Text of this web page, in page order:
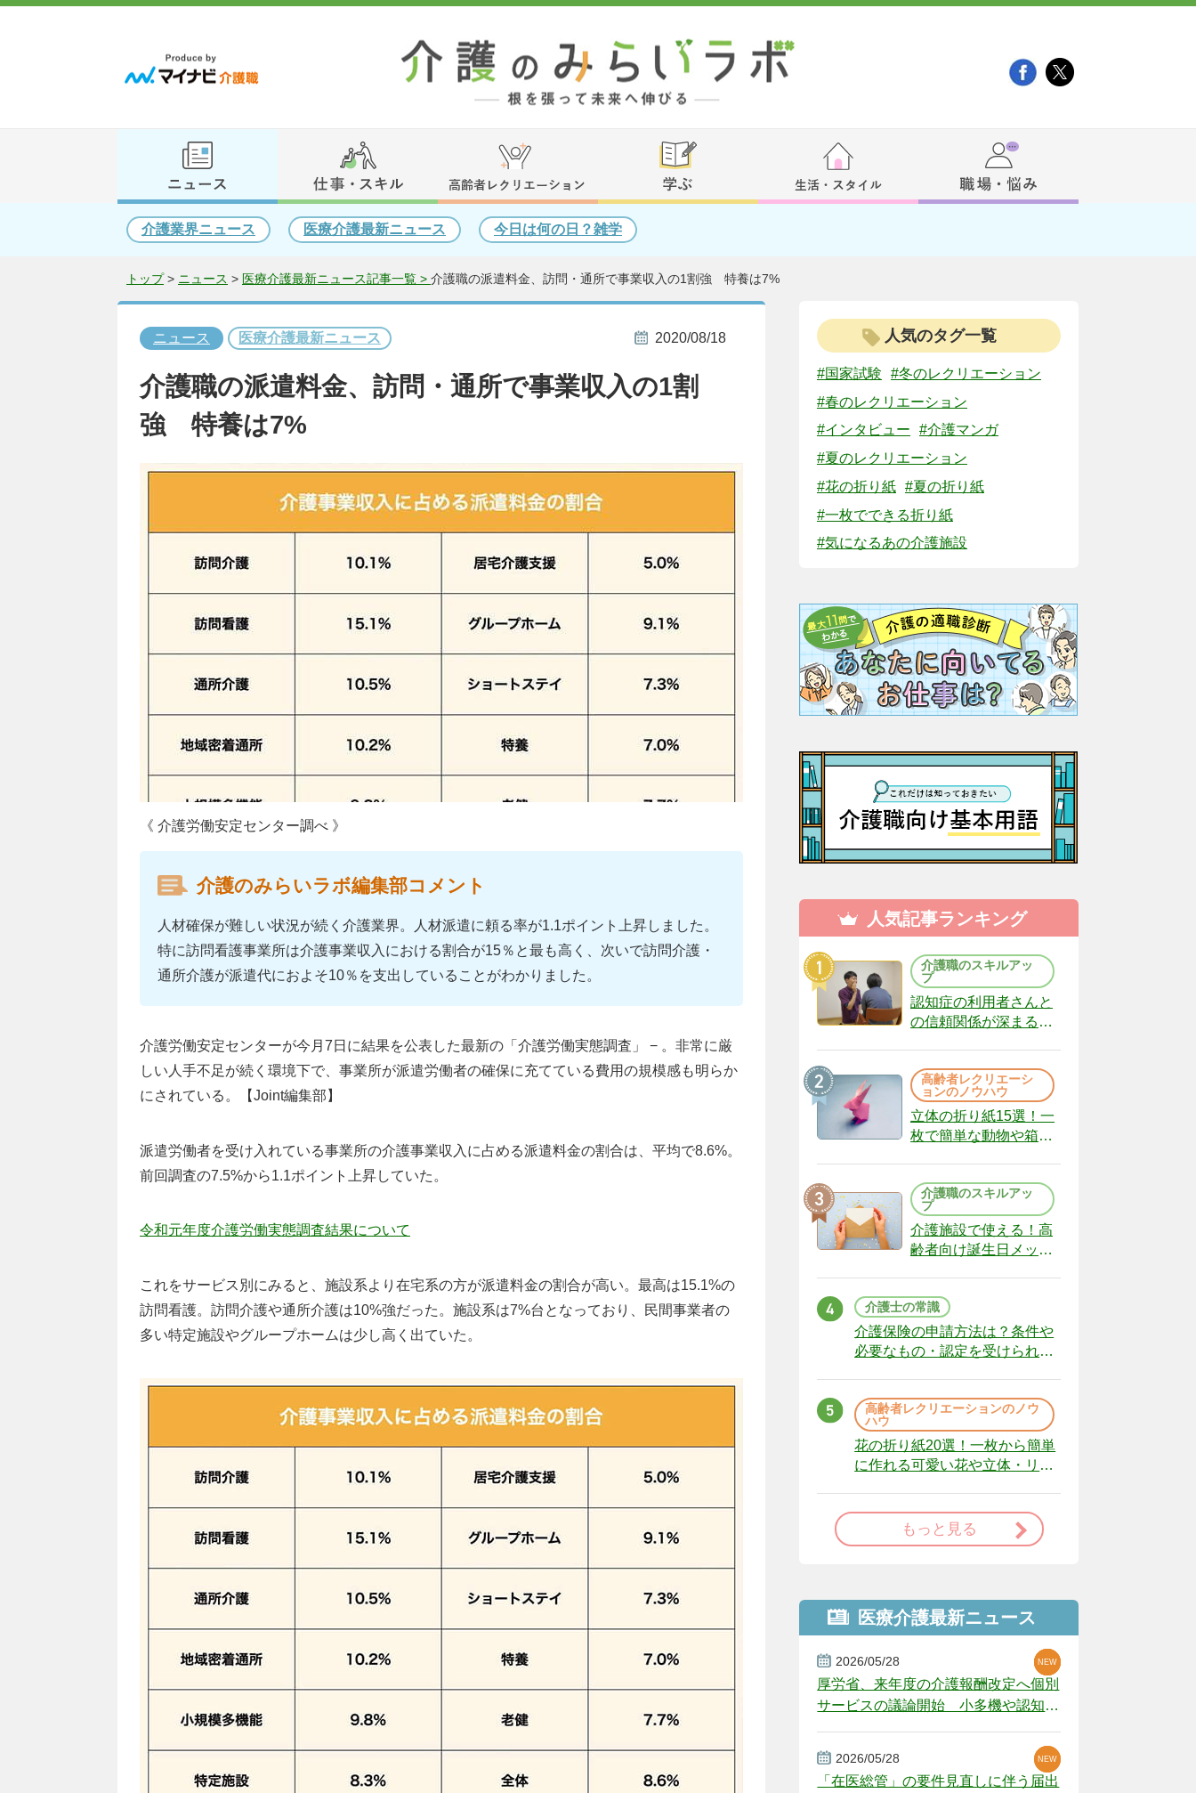
介護業界ニュース 医療介護最新ニュース 今日は何の日？雑学
トップ> ニュース > 医療介護最新ニュース記事一覧 > 介護職の派遣料金、訪問・通所で事業収入の1割強 特養は7%
ニュース 医療介護最新ニュース 2020/08/18
介護職の派遣料金、訪問・通所で事業収入の1割
強 特養は7%
《 介護労働安定センター調べ 》
介護のみらいラボ編集部コメント
人材確保が難しい状況が続く介護業界。人材派遣に頼る率が1.1ポイント上昇しました。
特に訪問看護事業所は介護事業収入における割合が15％と最も高く、次いで訪問介護・
通所介護が派遣代におよそ10％を支出していることがわかりました。
介護労働安定センターが今月7日に結果を公表した最新の「介護労働実態調査」 − 。非常に厳
しい人手不足が続く環境下で、事業所が派遣労働者の確保に充てている費用の規模感も明らか
にされている。【Joint編集部】
派遣労働者を受け入れている事業所の介護事業収入に占める派遣料金の割合は、平均で8.6%。
前回調査の7.5%から1.1ポイント上昇していた。
令和元年度介護労働実態調査結果について
これをサービス別にみると、施設系より在宅系の方が派遣料金の割合が高い。最高は15.1%の
訪問看護。訪問介護や通所介護は10%強だった。施設系は7%台となっており、民間事業者の
多い特定施設やグループホームは少し高く出ていた。
人気のタグ一覧
#国家試験
#冬のレクリエーション
#春のレクリエーション
#インタビュー
#介護マンガ
#夏のレクリエーション
#花の折り紙 #夏の折り紙
#一枚でできる折り紙
#気になるあの介護施設
人気記事ランキング
介護職のスキルアッ
プ
認知症の利用者さんと
の信頼関係が深まる声
（22）
高齢者レクリエーシ
ョンのノウハウ
立体の折り紙15選！一
枚で簡単な動物や箱、
介護職のスキルアッ
プ
介護施設で使える！高
齢者向け誕生日メッセ
介護士の常識
介護保険の申請方法は？条件や
必要なもの・認定を受けられな
高齢者レクリエーションのノウ
ハウ
花の折り紙20選！一枚から簡単
に作れる可愛い花や立体・リー
もっと見る
医療介護最新ニュース
2026/05/28
厚労省、来年度の介護報酬改定へ個別
サービスの議論開始 小多機や認知症
NEW
NEW
NEW
2026/05/28
「在医総管」の要件見直しに伴う届出
NEW
NEW